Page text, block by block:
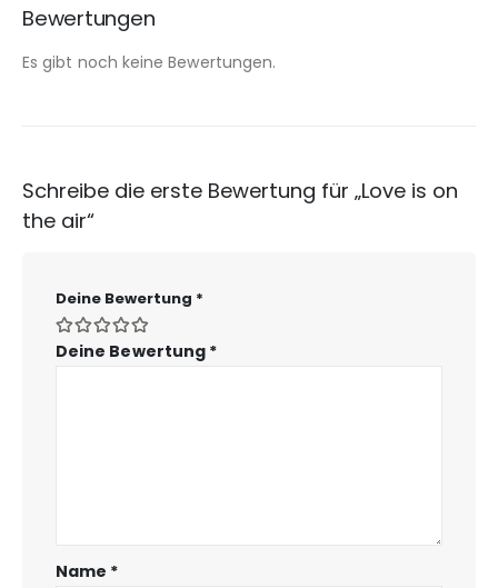
Bewertungen
Es gibt noch keine Bewertungen.
Schreibe die erste Bewertung für „Love is on
the air“
Deine Bewertung *
Deine Bewertung *
Name *